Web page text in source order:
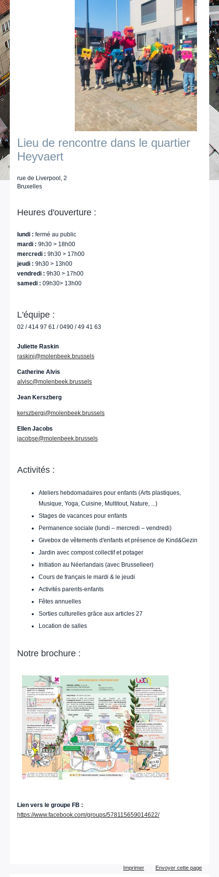
Lieu de rencontre dans le quartier
Heyvaert
rue de Liverpool, 2
Bruxelles
Heures d'ouverture :
lundi : fermé au public
mardi : 9h30 > 18h00
mercredi : 9h30 > 17h00
jeudi : 9h30 > 13h00
vendredi : 9h30 > 17h00
samedi : 09h30> 13h00
L'équipe :
02 / 414 97 61 / 0490 / 49 41 63
Juliette Raskin
raskinj@molenbeek.brussels
Catherine Alvis
alvisc@molenbeek.brussels
Jean Kerszberg
kerszbergj@molenbeek.brussels
Ellen Jacobs
jacobse@molenbeek.brussels
Activités :
Ateliers hebdomadaires pour enfants (Arts plastiques,
Musique, Yoga, Cuisine, Multitout, Nature, ...)
Stages de vacances pour enfants
Permanence sociale (lundi – mercredi – vendredi)
Givebox de vêtements d'enfants et présence de Kind&Gezin
Jardin avec compost collectif et potager
Initiation au Néerlandais (avec Brusselleer)
Cours de français le mardi & le jeudi
Activités parents-enfants
Fêtes annuelles
Sorties culturelles grâce aux articles 27
Location de salles
Notre brochure :
Lien vers le groupe FB :
https://www.facebook.com/groups/578115659014622/
Imprimer Envoyer cette page